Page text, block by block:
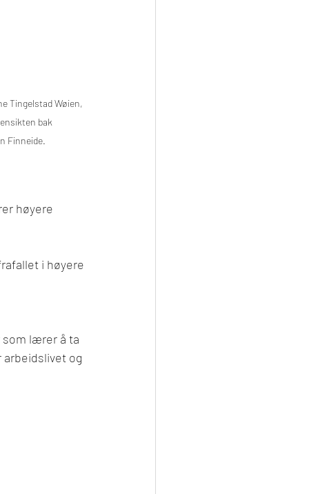
Tingelstad Wøien,
bak
Finneide.
høyere
i høyere
som lærer å ta
arbeidslivet og